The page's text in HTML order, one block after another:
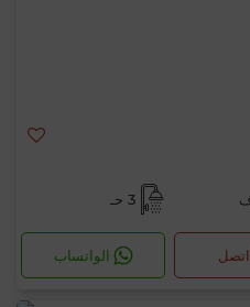
3 حـ
اتصل الواتساب